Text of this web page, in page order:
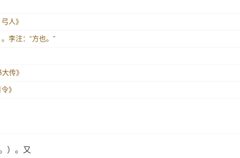
人》
。李注：“方也。”
大传》
》
）。又